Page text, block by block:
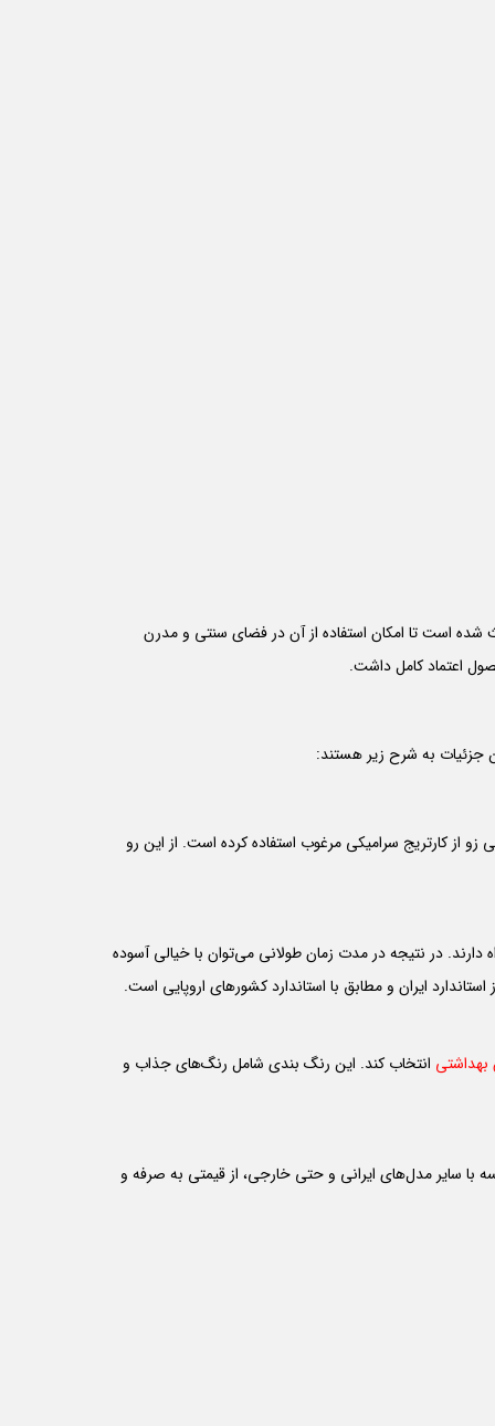
است تا امکان استفاده از آن در فضای سنتی و مدرن
از کارتریج سرامیکی مرغوب استفاده کرده است. از این رو
دارند. در نتیجه در مدت زمان طولانی می‌توان با خیالی آسوده
انتخاب کند. این رنگ بندی شامل رنگ‌های جذاب و
با سایر مدل‌های ایرانی و حتی خارجی، از قیمتی به صرفه و